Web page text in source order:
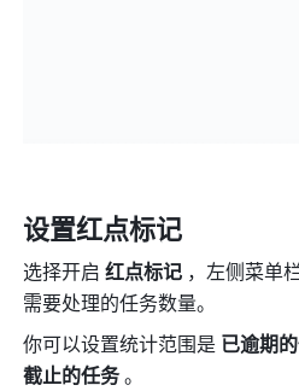
设置红点标记
选择开启 红点标记 ，左侧菜单
需要处理的任务数量。
你可以设置统计范围是 已逾期
截止的任务 。